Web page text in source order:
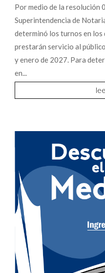
Por medio de la resolución
Superintendencia de
determinó los turnos en los
prestarán servicio al
y enero de 2027. Para
en...